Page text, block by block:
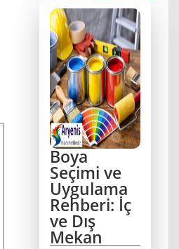
Boya
Seçimi ve
Uygulama
Rehberi: İç
ve Dış
Mekan